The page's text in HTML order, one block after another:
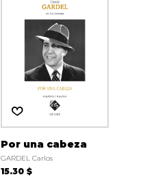
Por una cabeza
GARDEL Carlos
15.30 $